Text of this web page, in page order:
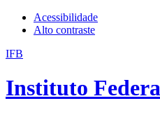
Acessibilidade
Alto contraste
IFB
Instituto